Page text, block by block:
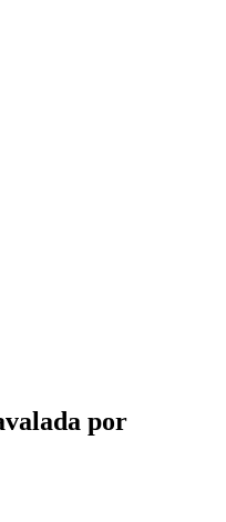
por